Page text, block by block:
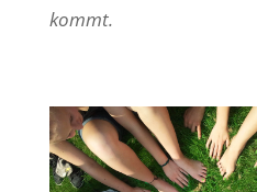
kommt.